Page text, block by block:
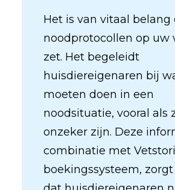
Het is van vitaal belang
noodprotocollen op uw
zet. Het begeleidt
huisdiereigenaren bij
moeten doen in een
noodsituatie, vooral als
onzeker zijn. Deze
combinatie met
boekingssysteem,